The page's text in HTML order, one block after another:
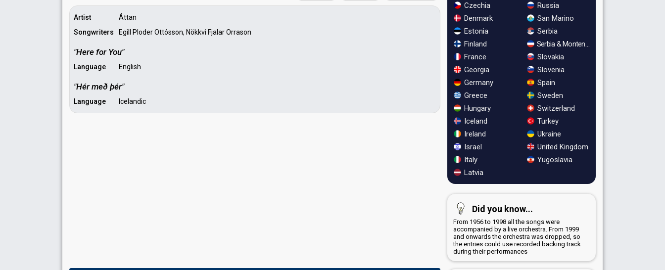
Artist
Áttan
Songwriters
Egill Ploder Ottósson, Nökkvi Fjalar Orrason
"Here for You"
Language English
"Hér með þér"
Language Icelandic
Czechia
Denmark
Estonia
Finland
France
Georgia
Germany
Greece
Hungary
Iceland
Ireland
Israel
Italy
Latvia
Russia
San Marino
Serbia
Serbia & Montenegro
Slovakia
Slovenia
Spain
Sweden
Switzerland
Turkey
Ukraine
United Kingdom
Yugoslavia
Did you know...
From 1956 to 1998 all the songs were
accompanied by a live orchestra. From 1999
and onwards the orchestra was dropped, so
the entries could use recorded backing track
during their performances